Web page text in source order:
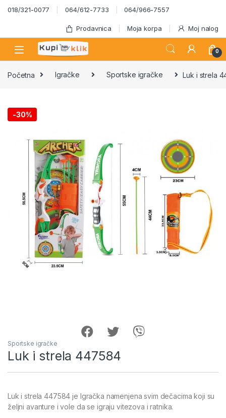
Skip to navigation
Skip to content
018/321-0077 064/612-7733 064/966-7557
Prodavnica Moja korpa Moj nalog
0
Početna Igračke Sportske igračke Luk i strela
-30%
Sportske igračke
Luk i strela 447584
Luk i strela 447584 je Igračka namenjena svim dečacima koji su
željni avanture i vole da se igraju vitezova i ratnika.